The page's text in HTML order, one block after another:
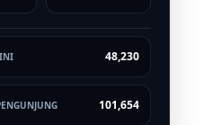
48,230
101,654